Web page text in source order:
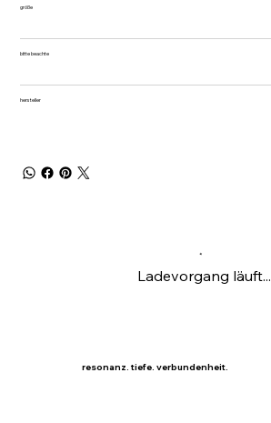
größe
bitte beachte
hersteller
Ladevorgang läuft...
resonanz. tiefe. verbundenheit.